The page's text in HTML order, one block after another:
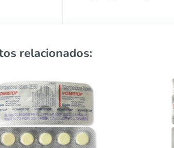
relacionados: